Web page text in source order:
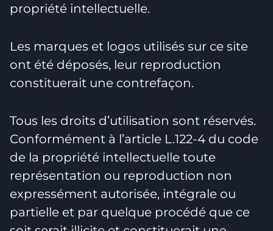
propriété intellectuelle.
Les marques et logos utilisés sur ce site
ont été déposés, leur reproduction
constituerait une contrefaçon.
Tous les droits d’utilisation sont réservés.
Conformément à l’article L.122-4 du code
de la propriété intellectuelle toute
représentation ou reproduction non
expressément autorisée, intégrale ou
partielle et par quelque procédé que ce